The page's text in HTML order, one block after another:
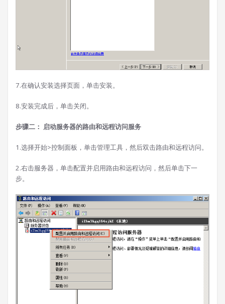
7.在确认安装选择页面，单击安装。
8.安装完成后，单击关闭。
步骤二： 启动服务器的路由和远程访问服务
1.选择开始>控制面板，单击管理工具，然后双击路由和远程访问。
2.右击服务器，单击配置并启用路由和远程访问，然后单击下一
步。